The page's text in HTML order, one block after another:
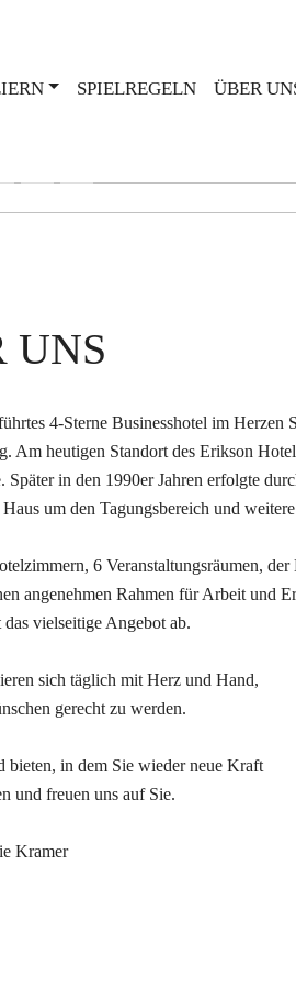
SPIELREGELN ÜBER
UNS
4-Sterne Businesshotel im Herzen
Am heutigen Standort des Erikson
in den 1990er Jahren erfolgte
um den Tagungsbereich und
6 Veranstaltungsräumen,
angenehmen Rahmen für Arbeit und
vielseitige Angebot ab.
sich täglich mit Herz und Hand,
gerecht zu werden.
bieten, in dem Sie wieder neue Kraft
und freuen uns auf Sie.
Kramer